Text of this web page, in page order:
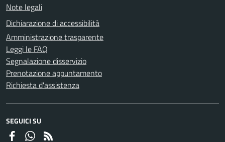
Note legali
Dichiarazione di accessibilità
Amministrazione trasparente
Leggi le FAQ
Segnalazione disservizio
Prenotazione appuntamento
Richiesta d'assistenza
SEGUICI SU